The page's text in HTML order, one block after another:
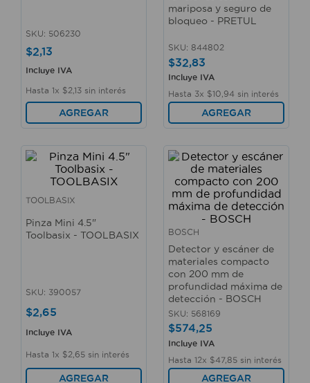
SKU: 506230
$2,13
Incluye IVA
Hasta 1x $213 sin interés
AGREGAR
mariposa y seguro de
bloqueo - PRETUL
SKU: 844802
$32,83
Incluye IVA
Hasta 3x $10 94 sin interés
AGREGAR
TOOLBASIX
Pinza Mini 4.5"
Toolbasix - TOOLBASIX
SKU: 390057
$2,65
Incluye IVA
Hasta 1x $2 65 sin interés
AGREGAR
BOSCH
Detector y escáner de
materiales compacto
con 200 mm de
profundidad máxima de
detección - BOSCH
SKU: 568169
$574,25
Incluye IVA
Hasta 12x $47,85 sin interés
AGREGAR